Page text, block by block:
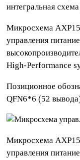
интегральная
Микросхема
управления
High-Performance
Позиционное
QFN6*6 (52
Микросхема
управления